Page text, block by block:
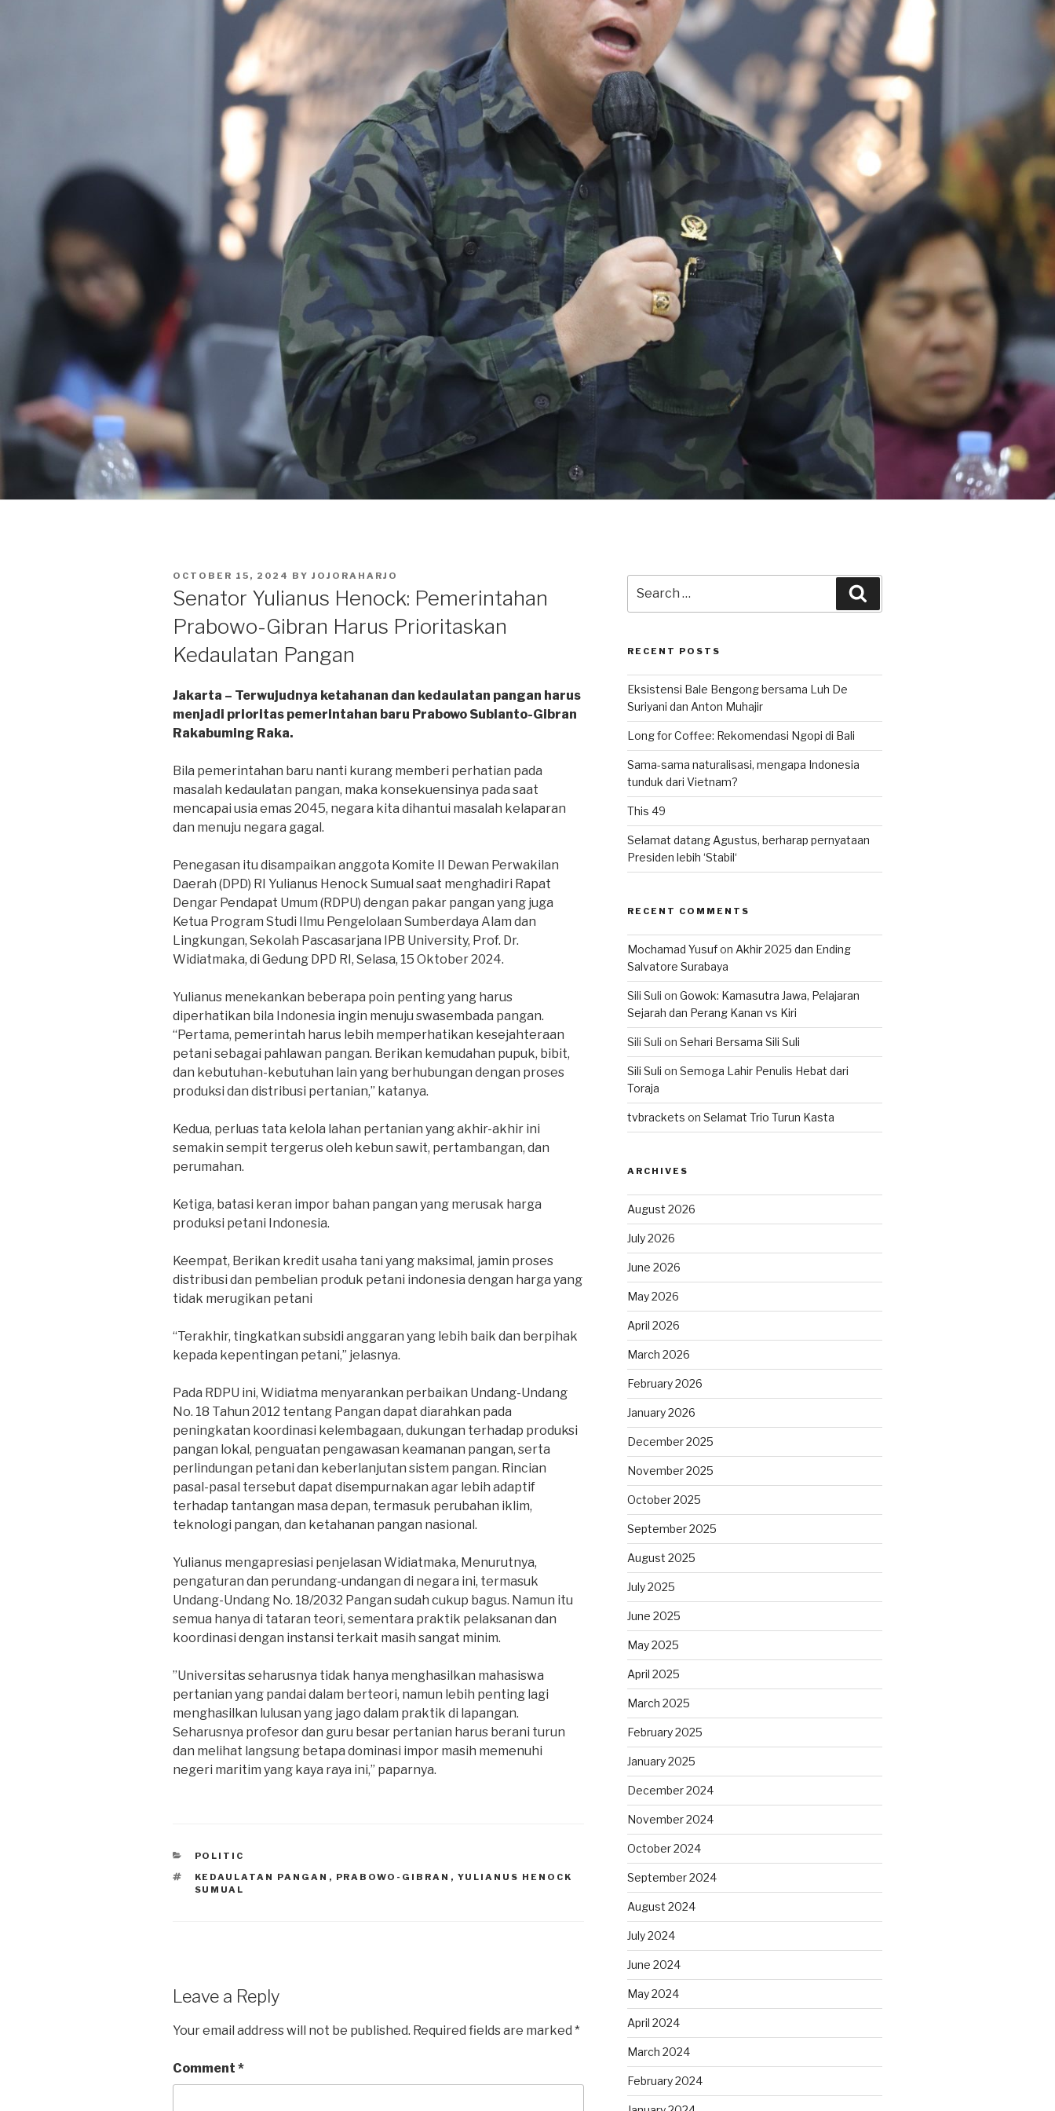
POSTED
OCTOBER 15, 2024 BY JOJORAHARJO
Senator Yulianus Henock: Pemerintahan
Prabowo-Gibran Harus Prioritaskan
Kedaulatan Pangan
Jakarta – Terwujudnya ketahanan dan kedaulatan pangan harus
menjadi prioritas pemerintahan baru Prabowo Subianto-Gibran
Rakabuming Raka.
Bila pemerintahan baru nanti kurang memberi perhatian pada
masalah kedaulatan pangan, maka konsekuensinya pada saat
mencapai usia emas 2045, negara kita dihantui masalah kelaparan
dan menuju negara gagal.
Penegasan itu disampaikan anggota Komite II Dewan Perwakilan
Daerah (DPD) RI Yulianus Henock Sumual saat menghadiri Rapat
Dengar Pendapat Umum (RDPU) dengan pakar pangan yang juga
Ketua Program Studi Ilmu Pengelolaan Sumberdaya Alam dan
Lingkungan, Sekolah Pascasarjana IPB University, Prof. Dr.
Widiatmaka, di Gedung DPD RI, Selasa, 15 Oktober 2024.
Yulianus menekankan beberapa poin penting yang harus
diperhatikan bila Indonesia ingin menuju swasembada pangan.
“Pertama, pemerintah harus lebih memperhatikan kesejahteraan
petani sebagai pahlawan pangan. Berikan kemudahan pupuk, bibit,
dan kebutuhan-kebutuhan lain yang berhubungan dengan proses
produksi dan distribusi pertanian,” katanya.
Kedua, perluas tata kelola lahan pertanian yang akhir-akhir ini
semakin sempit tergerus oleh kebun sawit, pertambangan, dan
perumahan.
Ketiga, batasi keran impor bahan pangan yang merusak harga
produksi petani Indonesia.
Keempat, Berikan kredit usaha tani yang maksimal, jamin proses
distribusi dan pembelian produk petani indonesia dengan harga yang
tidak merugikan petani
“Terakhir, tingkatkan subsidi anggaran yang lebih baik dan berpihak
kepada kepentingan petani,” jelasnya.
Pada RDPU ini, Widiatma menyarankan perbaikan Undang-Undang
No. 18 Tahun 2012 tentang Pangan dapat diarahkan pada
peningkatan koordinasi kelembagaan, dukungan terhadap produksi
pangan lokal, penguatan pengawasan keamanan pangan, serta
perlindungan petani dan keberlanjutan sistem pangan. Rincian
pasal-pasal tersebut dapat disempurnakan agar lebih adaptif
terhadap tantangan masa depan, termasuk perubahan iklim,
teknologi pangan, dan ketahanan pangan nasional.
Yulianus mengapresiasi penjelasan Widiatmaka, Menurutnya,
pengaturan dan perundang-undangan di negara ini, termasuk
Undang-Undang No. 18/2032 Pangan sudah cukup bagus. Namun itu
semua hanya di tataran teori, sementara praktik pelaksanan dan
koordinasi dengan instansi terkait masih sangat minim.
”Universitas seharusnya tidak hanya menghasilkan mahasiswa
pertanian yang pandai dalam berteori, namun lebih penting lagi
menghasilkan lulusan yang jago dalam praktik di lapangan.
Seharusnya profesor dan guru besar pertanian harus berani turun
dan melihat langsung betapa dominasi impor masih memenuhi
negeri maritim yang kaya raya ini,” paparnya.
CATEGORIES
POLITIC
TAGS
KEDAULATAN PANGAN , PRABOWO-GIBRAN , YULIANUS HENOCK
SUMUAL
Leave a Reply
Your email address will not be published. Required fields are marked *
Comment *
for:
RECENT POSTS
Eksistensi Bale Bengong bersama Luh De
Suriyani dan Anton Muhajir
Long for Coffee: Rekomendasi Ngopi di Bali
Sama-sama naturalisasi, mengapa Indonesia
tunduk dari Vietnam?
This 49
Selamat datang Agustus, berharap pernyataan
Presiden lebih ‘Stabil‘
RECENT COMMENTS
Mochamad Yusufon Akhir 2025 dan Ending
Salvatore Surabaya
Sili Suli on Gowok: Kamasutra Jawa, Pelajaran
Sejarah dan Perang Kanan vs Kiri
Sili Suli on Sehari Bersama Sili Suli
Sili Suli on Semoga Lahir Penulis Hebat dari
Toraja
tvbrackets on Selamat Trio Turun Kasta
ARCHIVES
August 2026
July 2026
June 2026
May 2026
April 2026
March 2026
February 2026
January 2026
December 2025
November 2025
October 2025
September 2025
August 2025
July 2025
June 2025
May 2025
April 2025
March 2025
February 2025
January 2025
December 2024
November 2024
October 2024
September 2024
August 2024
July 2024
June 2024
May 2024
April 2024
March 2024
February 2024